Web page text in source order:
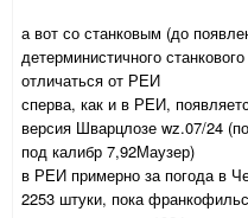
а вот со станковым (до
детерминистичного
отличаться от РЕИ
сперва, как и в РЕИ,
версия Шварцлозе wz.07/24
под калибр 7,92Маузер)
в РЕИ примерно за погода в
2253 штуки, пока